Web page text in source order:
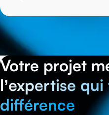
Votre projet
l’expertise
différence